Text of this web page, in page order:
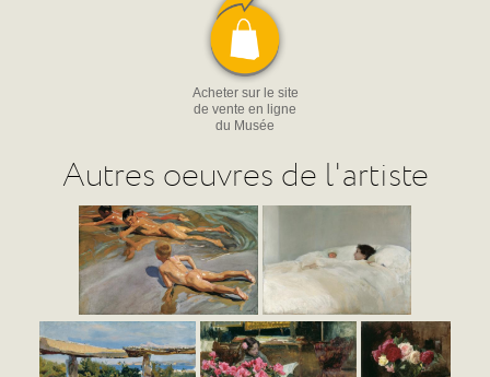
Acheter sur le site
de vente en ligne
du Musée
Autres oeuvres de l'artiste